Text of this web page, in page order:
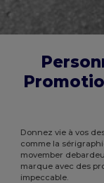
Donnez vie à vos
comme la
movember
marque avec des
impeccable.